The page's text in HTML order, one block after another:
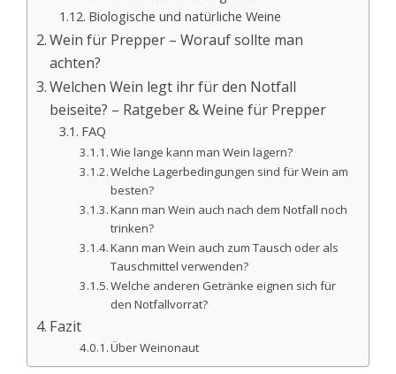
Biologische und natürliche Weine
Wein für Prepper – Worauf sollte man
achten?
Welchen Wein legt ihr für den Notfall
beiseite? – Ratgeber & Weine für Prepper
FAQ
Wie lange kann man Wein lagern?
Welche Lagerbedingungen sind für Wein am
besten?
Kann man Wein auch nach dem Notfall noch
trinken?
Kann man Wein auch zum Tausch oder als
Tauschmittel verwenden?
Welche anderen Getränke eignen sich für
den Notfallvorrat?
Fazit
Über Weinonaut